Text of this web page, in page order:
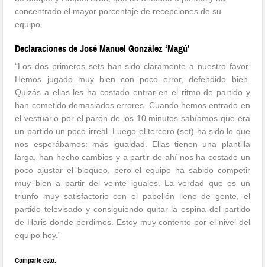
concentrado el mayor porcentaje de recepciones de su
equipo.
Declaraciones de José Manuel González ‘Magú’
“Los dos primeros sets han sido claramente a nuestro favor.
Hemos jugado muy bien con poco error, defendido bien.
Quizás a ellas les ha costado entrar en el ritmo de partido y
han cometido demasiados errores. Cuando hemos entrado en
el vestuario por el parón de los 10 minutos sabíamos que era
un partido un poco irreal. Luego el tercero (set) ha sido lo que
nos esperábamos: más igualdad. Ellas tienen una plantilla
larga, han hecho cambios y a partir de ahí nos ha costado un
poco ajustar el bloqueo, pero el equipo ha sabido competir
muy bien a partir del veinte iguales. La verdad que es un
triunfo muy satisfactorio con el pabellón lleno de gente, el
partido televisado y consiguiendo quitar la espina del partido
de Haris donde perdimos. Estoy muy contento por el nivel del
equipo hoy.”
Comparte esto: